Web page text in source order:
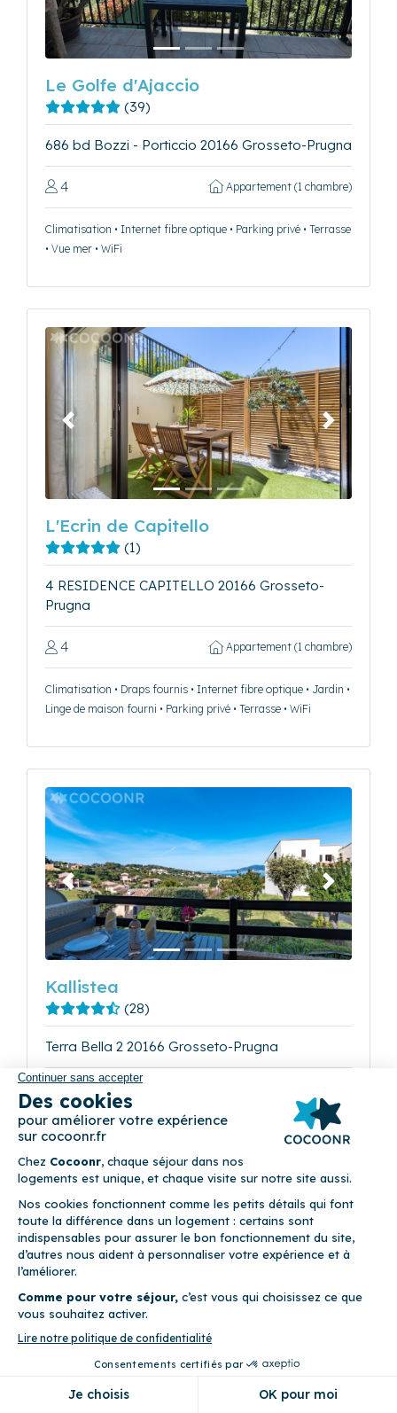
Le Golfe d'Ajaccio
(39)
686 bd Bozzi - Porticcio 20166 Grosseto-Prugna
4 Appartement (1 chambre)
Climatisation • Internet fibre optique • Parking privé • Terrasse
• Vue mer • WiFi
Précédent Suivant
L'Ecrin de Capitello
(1)
4 RESIDENCE CAPITELLO 20166 Grosseto-
Prugna
4 Appartement (1 chambre)
Climatisation • Draps fournis • Internet fibre optique • Jardin •
Linge de maison fourni • Parking privé • Terrasse • WiFi
Précédent Suivant
Kallistea
(28)
Terra Bella 2 20166 Grosseto-Prugna
4
Climatisation • Piscine • Terrasse • Vue mer
Précédent